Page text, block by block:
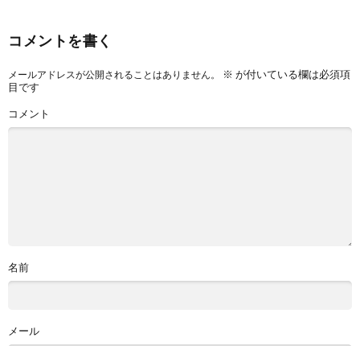
コメントを書く
メールアドレスが公開されることはありません。 ※ が付いている欄は必須項
目です
コメント
名前
メール